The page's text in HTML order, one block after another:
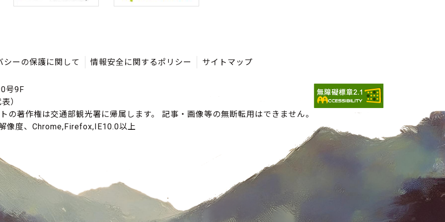
シーの保護に関して 情報安全に関するポリシー サイトマップ
号9F
）
の著作権は交通部観光署に帰属します。 記事・画像等の無断転用はできません。
像度、Chrome,Firefox,IE10.0以上